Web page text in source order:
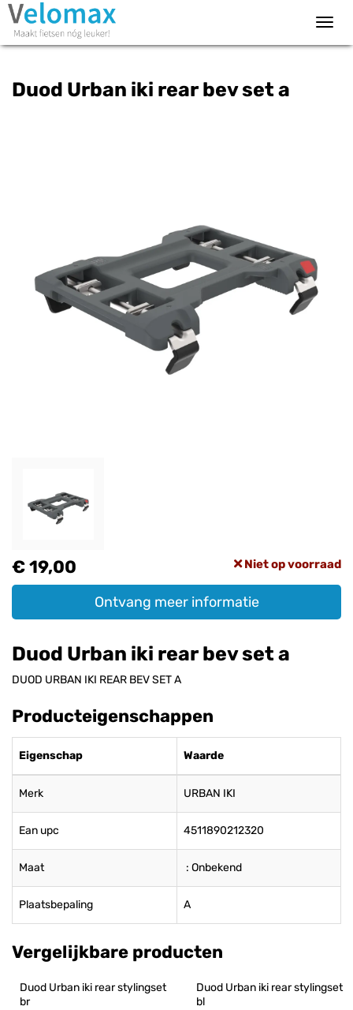
Duod Urban iki rear bev set a
€ 19,00 Niet op voorraad
Ontvang meer informatie
Duod Urban iki rear bev set a
DUOD URBAN IKI REAR BEV SET A
Producteigenschappen
Eigenschap Waarde
Merk URBAN IKI
Ean upc 4511890212320
Maat : Onbekend
Plaatsbepaling A
Vergelijkbare producten
Duod Urban iki rear stylingset
br
Duod Urban iki rear stylingset
bl